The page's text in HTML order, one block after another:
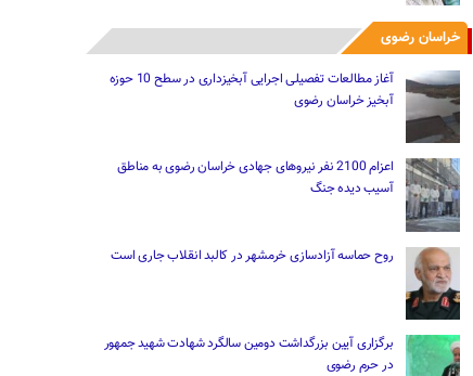
خراسان رضوی
آغاز مطالعات تفصیلی اجرایی آبخیزداری در سطح 10 حوزه
آبخیز خراسان رضوی
اعزام 2100 نفر نیروهای جهادی خراسان رضوی به مناطق
آسیب دیده جنگ
روح حماسه آزادسازی خرمشهر در کالبد انقلاب جاری است
برگزاری آیین بزرگداشت دومین سالگرد شهادت شهید جمهور
در حرم رضوی